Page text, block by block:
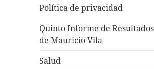
Política de privacidad
Quinto Informe de Resultados
de Mauricio Vila
Salud